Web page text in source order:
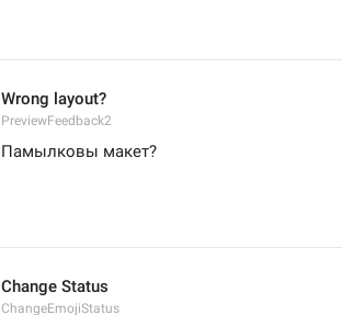
Wrong layout?
PreviewFeedback2
Памылковы макет?
Change Status
ChangeEmojiStatus